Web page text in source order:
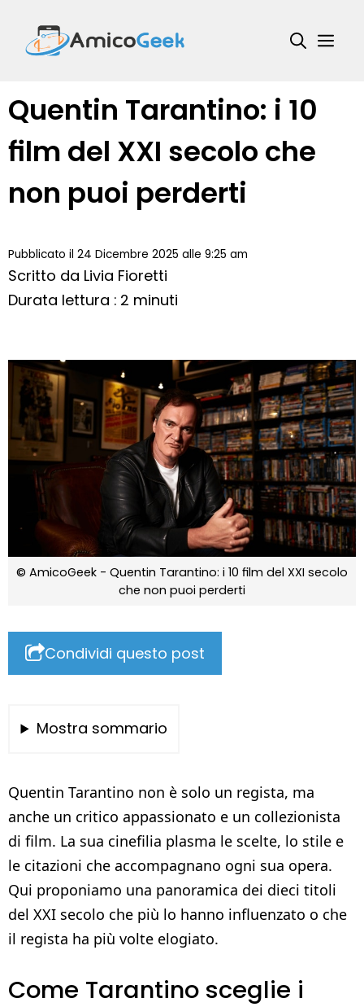
contenuto
Quentin Tarantino: i 10
film del XXI secolo che
non puoi perderti
Pubblicato il 24 Dicembre 2025 alle 9:25 am
Scritto da Livia Fioretti
Durata lettura : 2 minuti
© AmicoGeek - Quentin Tarantino: i 10 film del XXI secolo
che non puoi perderti
Condividi questo post
Mostra sommario
Quentin Tarantino non è solo un regista, ma
anche un critico appassionato e un collezionista
di film. La sua cinefilia plasma le scelte, lo stile e
le citazioni che accompagnano ogni sua opera.
Qui proponiamo una panoramica dei dieci titoli
del XXI secolo che più lo hanno influenzato o che
il regista ha più volte elogiato.
Come Tarantino sceglie i